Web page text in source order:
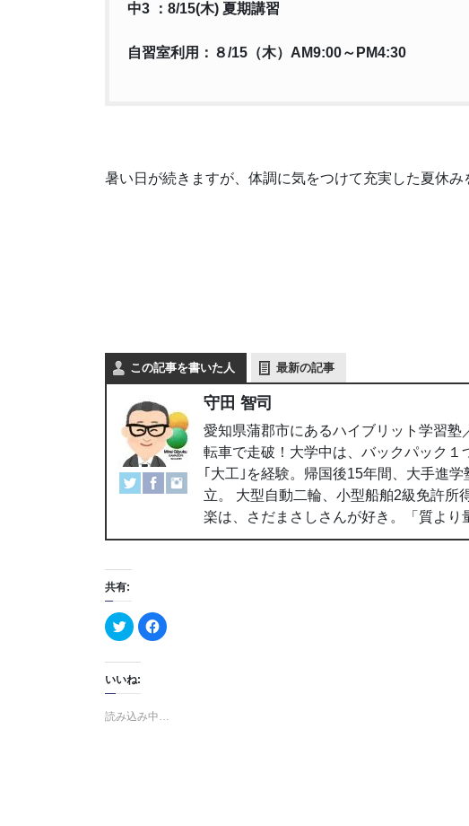
中3 ：8/15(木) 夏期講習
自習室利用：８/15（木）AM9:00～PM4:30
暑い日が続きますが、体調に気をつけて充実した夏休み
この記事を書いた人 最新の記事
守田 智司
愛知県蒲郡市にあるハイブリット学習
転車で走破！大学中は、バックパック
｢大工｣を経験。帰国後15年間、大手進
立。 大型自動二輪、小型船舶2級免許所
楽は、さだまさしさんが好き。「質より
共有:
ク
リ
し
て
T
w
i
t
F
a
共
いいね:
読み込み中…